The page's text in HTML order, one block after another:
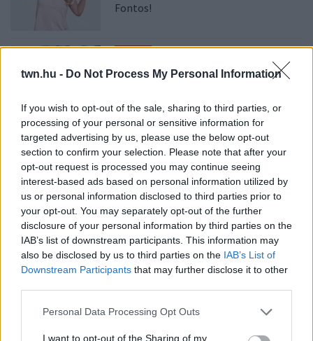
twn.hu - Do Not Process My Personal Information
If you wish to opt-out of the sale, sharing to third parties, or
processing of your personal or sensitive information for
targeted advertising by us, please use the below opt-out
section to confirm your selection. Please note that after your
opt-out request is processed you may continue seeing
interest-based ads based on personal information utilized by
us or personal information disclosed to third parties prior to
your opt-out. You may separately opt-out of the further
disclosure of your personal information by third parties on the
IAB’s list of downstream participants. This information may
also be disclosed by us to third parties on the IAB’s List of
Downstream Participants that may further disclose it to other
Please note that this website/app uses one or more Google
not limited to your visit or usage behaviour. You may click to
Personal Data Processing Opt Outs
I want to opt-out of the Sharing of my
Fontos!
08. 05.
EZÉRT PÁRÁSODIK BE
ÁLLANDÓAN AZ ABLAK – EGYSZERŰBB
A MEGOLDÁS, MINT GONDOLNÁD
08. 04.
NEM ECETTEL ÉS NEM SZÓDABIKARBÓNÁVAL:
EZZEL LESZ ÚJRA CSILLOGÓ A VÍZKÖVES CSAP
A legjobb trükk
08. 03.
HA MINDIG EZT A MONDATOT HASZNÁLOD, AZ
RENDKÍVÜL MAGAS ÉRZELMI INTELLIGENCIÁRA UTALHAT
Te szoktad?
08. 02.
SOKAN ROSSZUL TÁROLJÁK A GYÓGYSZEREIKET –
EMIATT CSÖKKENHET A HATÁSUK
08. 01.
EGYRE TÖBB FIATALNÁL JELENTKEZIK EZ A
VITAMINHIÁNY – ILYEN JELEKRE FIGYELJ
Erre figyelj!